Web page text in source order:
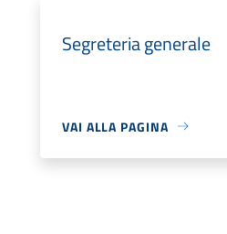
Segreteria generale
VAI ALLA PAGINA